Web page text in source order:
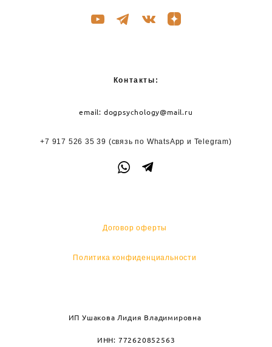
Контакты:
email: dogpsychology@mail.ru
+7 917 526 35 39 (связь по WhatsApp и Telegram)
Договор оферты
Политика конфиденциальности
ИП Ушакова Лидия Владимировна
ИНН: 772620852563